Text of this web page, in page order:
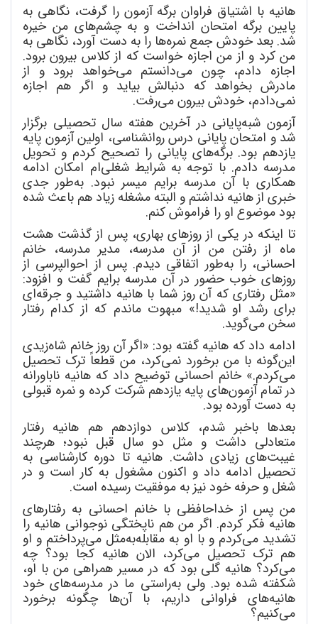
هانیه با اشتیاق فراوان برگه آزمون را گرفت، نگاهی به
پایین برگه امتحان انداخت و به چشمهای من خیره
شد. بعد خودش جمع نمرهها را به دست آورد، نگاهی به
من کرد و از من اجازه خواست که از کلاس بیرون برود.
اجازه دادم، چون میدانستم میخواهد برود و از
مادرش بخواهد که دنبالش بیاید و اگر هم اجازه
نمیدادم، خودش بیرون میرفت.
آزمون شبهپایانی در آخرین هفته سال تحصیلی برگزار
شد و امتحان پایانی درس روانشناسی، اولین آزمون پایه
یازدهم بود. برگههای پایانی را تصحیح کردم و تحویل
مدرسه دادم. با توجه به شرایط شغلیام امکان ادامه
همکاری با آن مدرسه برایم میسر نبود. بهطور جدی
خبری از هانیه نداشتم و البته مشغله زیاد هم باعث شده
بود موضوع او را فراموش کنم.
تا اینکه در یکی از روزهای بهاری، پس از گذشت هشت
ماه از رفتن من از آن مدرسه، مدیر مدرسه، خانم
احسانی، را بهطور اتفاقی دیدم. پس از احوالپرسی از
روزهای خوب حضور در آن مدرسه برایم گفت و افزود:
«مثل رفتاری که آن روز شما با هانیه داشتید و جرقهای
برای رشد او شدید!» مبهوت ماندم که از کدام رفتار
سخن میگوید.
ادامه داد که هانیه گفته بود: «اگر آن روز خانم شاهزیدی
اینگونه با من برخورد نمیکرد، من قطعاً ترک تحصیل
میکردم.» خانم احسانی توضیح داد که هانیه ناباورانه
در تمام آزمونهای پایه یازدهم شرکت کرده و نمره قبولی
به دست آورده بود.
بعدها باخبر شدم، کلاس دوازدهم هم هانیه رفتار
متعادلی داشت و مثل دو سال قبل نبود؛ هرچند
غیبتهای زیادی داشت. هانیه تا دوره کارشناسی به
تحصیل ادامه داد و اکنون مشغول به کار است و در
شغل و حرفه خود نیز به موفقیت رسیده است.
من پس از خداحافظی با خانم احسانی به رفتارهای
هانیه فکر کردم. اگر من هم ناپختگی نوجوانی هانیه را
تشدید میکردم و با او به مقابلهبهمثل میپرداختم و او
هم ترک تحصیل میکرد، الان هانیه کجا بود؟ چه
میکرد؟ هانیه گلی بود که در مسیر همراهی من با او،
شکفته شده بود. ولی بهراستی ما در مدرسههای خود
هانیههای فراوانی داریم، با آنها چگونه برخورد
میکنیم؟